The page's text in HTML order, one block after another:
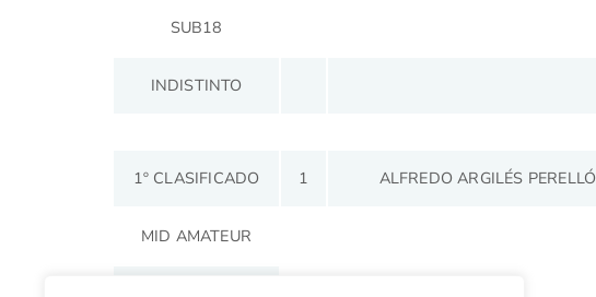
SUB18
INDISTINTO
1º CLASIFICADO 1 ALFREDO ARGILÉS PERELLÓ
MID AMATEUR